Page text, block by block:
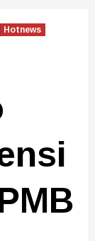
Hotnews